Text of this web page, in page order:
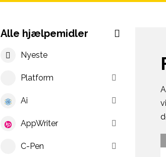
Alle hjælpemidler
Nyeste
Platform
Ai
AppWriter
C-Pen